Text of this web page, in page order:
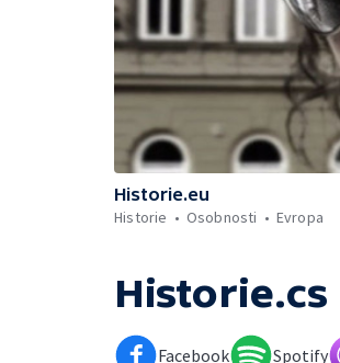
Historie.eu
Historie
Osobnosti Evropa
Historie.cs
Facebook Spotify